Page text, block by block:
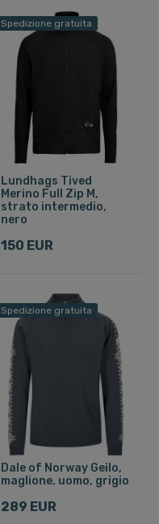
Spedizione gratuita
Lundhags Tived
Merino Full Zip M,
strato intermedio,
nero
150 EUR
Spedizione gratuita
Dale of Norway Geilo,
maglione, uomo, grigio
289 EUR